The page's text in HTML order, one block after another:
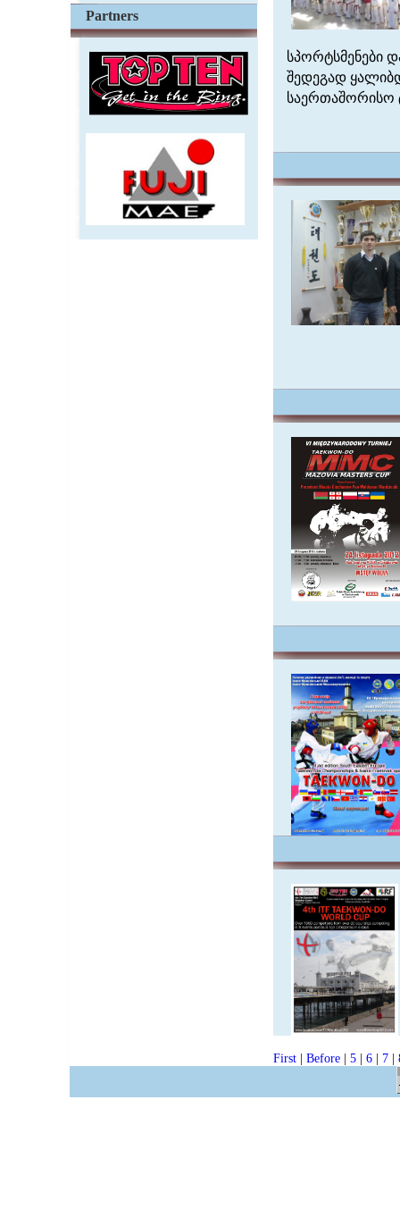
Partners
სპორტსმენები
შედეგად
საერთაშორისო
First Before 5 6 7